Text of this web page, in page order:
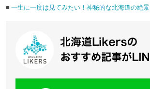
■ 一生に一度は見てみたい！神秘的な北海道の絶景